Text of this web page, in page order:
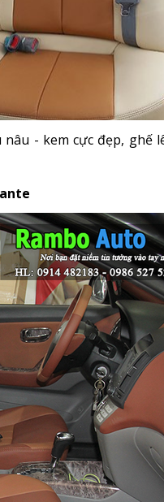
- kem cực đẹp, ghế